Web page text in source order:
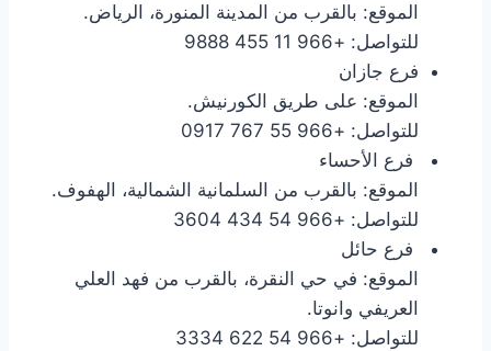
الموقع: بالقرب من المدينة المنورة، الرياض.
للتواصل: +966 11 455 9888
فرع جازان
الموقع: على طريق الكورنيش.
للتواصل: +966 55 767 0917
فرع الأحساء
الموقع: بالقرب من السلمانية الشمالية، الهفوف.
للتواصل: +966 54 434 3604
فرع حائل
الموقع: في حي النقرة، بالقرب من فهد العلي
العريفي وانوتا.
للتواصل: +966 54 622 3334